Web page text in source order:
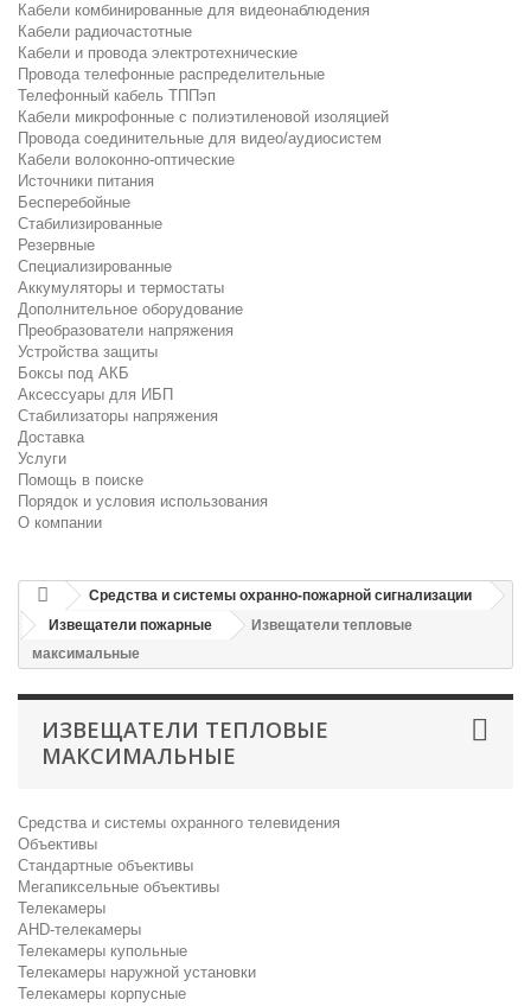
Кабели комбинированные для видеонаблюдения
Кабели радиочастотные
Кабели и провода электротехнические
Провода телефонные распределительные
Телефонный кабель ТППэп
Кабели микрофонные с полиэтиленовой изоляцией
Провода соединительные для видео/аудиосистем
Кабели волоконно-оптические
Источники питания
Бесперебойные
Стабилизированные
Резервные
Специализированные
Аккумуляторы и термостаты
Дополнительное оборудование
Преобразователи напряжения
Устройства защиты
Боксы под АКБ
Аксессуары для ИБП
Стабилизаторы напряжения
Доставка
Услуги
Помощь в поиске
Порядок и условия использования
О компании
Средства и системы охранно-пожарной сигнализации
Извещатели пожарные
Извещатели тепловые
максимальные
ИЗВЕЩАТЕЛИ ТЕПЛОВЫЕ
МАКСИМАЛЬНЫЕ
Средства и системы охранного телевидения
Объективы
Стандартные объективы
Мегапиксельные объективы
Телекамеры
AHD-телекамеры
Телекамеры купольные
Телекамеры наружной установки
Телекамеры корпусные